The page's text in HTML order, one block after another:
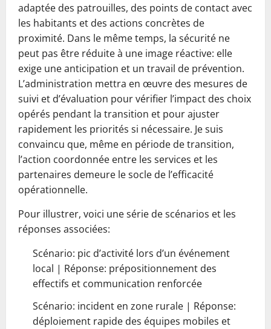
adaptée des patrouilles, des points de contact avec
les habitants et des actions concrètes de
proximité. Dans le même temps, la sécurité ne
peut pas être réduite à une image réactive: elle
exige une anticipation et un travail de prévention.
L’administration mettra en œuvre des mesures de
suivi et d’évaluation pour vérifier l’impact des choix
opérés pendant la transition et pour ajuster
rapidement les priorités si nécessaire. Je suis
convaincu que, même en période de transition,
l’action coordonnée entre les services et les
partenaires demeure le socle de l’efficacité
opérationnelle.
Pour illustrer, voici une série de scénarios et les
réponses associées:
Scénario: pic d’activité lors d’un événement
local | Réponse: prépositionnement des
effectifs et communication renforcée
Scénario: incident en zone rurale | Réponse:
déploiement rapide des équipes mobiles et